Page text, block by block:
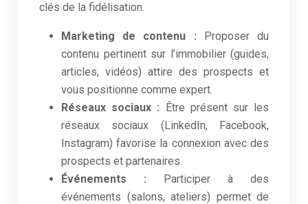
clés de la fidélisation.
Marketing de contenu : Proposer du
contenu pertinent sur l’immobilier (guides,
articles, vidéos) attire des prospects et
vous positionne comme expert.
Réseaux sociaux : Être présent sur les
réseaux sociaux (LinkedIn, Facebook,
Instagram) favorise la connexion avec des
prospects et partenaires.
Événements : Participer à des
événements (salons, ateliers) permet de